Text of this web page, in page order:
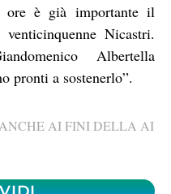
ore è già importante il
Nicastri.
Albertella
pronti a sostenerlo”.
AI FINI DELLA AI